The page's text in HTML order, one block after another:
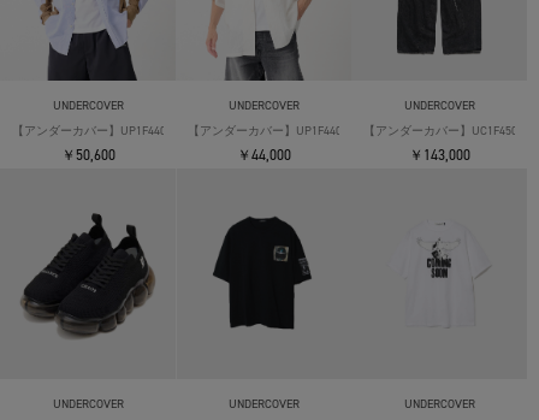
UNDERCOVER
【アンダーカバー】UP1F4402 L/S Mix Shirts
￥50,600
UNDERCOVER
【アンダーカバー】UP1F4409 S/S Open Coller Shirts
￥44,000
UNDERCOVER
【アンダーカバー】UC1F4506-1
￥143,000
UNDERCOVER
UNDERCOVER
UNDERCOVER